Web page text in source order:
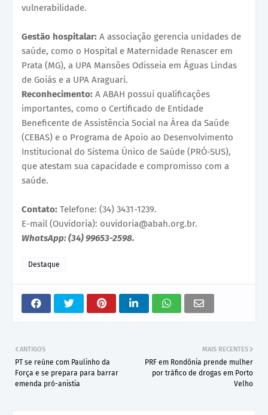
vulnerabilidade.
Gestão hospitalar: A associação gerencia unidades de
saúde, como o Hospital e Maternidade Renascer em
Prata (MG), a UPA Mansões Odisseia em Águas Lindas
de Goiás e a UPA Araguari.
Reconhecimento: A ABAH possui qualificações
importantes, como o Certificado de Entidade
Beneficente de Assistência Social na Área da Saúde
(CEBAS) e o Programa de Apoio ao Desenvolvimento
Institucional do Sistema Único de Saúde (PRÓ-SUS),
que atestam sua capacidade e compromisso com a
saúde.
Contato: Telefone: (34) 3431-1239.
E-mail (Ouvidoria): ouvidoria@abah.org.br.
WhatsApp: (34) 99653-2598.
Destaque
MAIS RECENTES
PRF em Rondônia prende mulher
por tráfico de drogas em Porto
Velho
ANTIGOS
PT se reúne com Paulinho da
Força e se prepara para barrar
emenda pró-anistia